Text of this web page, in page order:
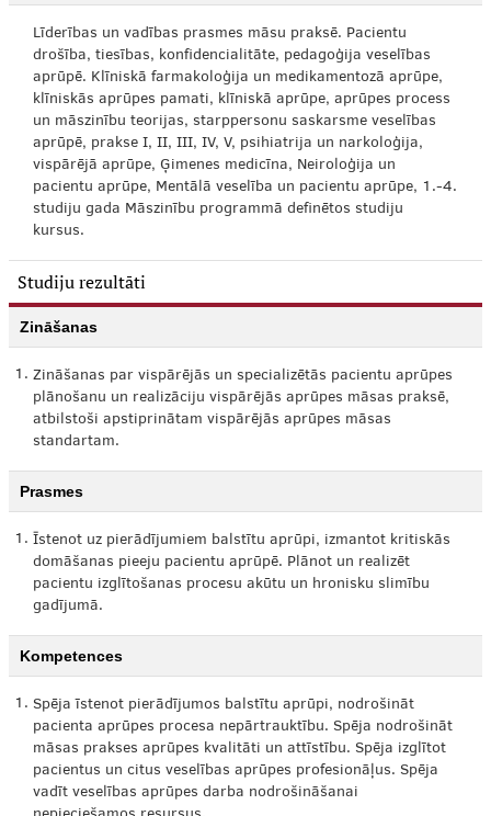
Līderības un vadības prasmes māsu praksē. Pacientu
drošība, tiesības, konfidencialitāte, pedagoģija veselības
aprūpē. Klīniskā farmakoloģija un medikamentozā aprūpe,
klīniskās aprūpes pamati, klīniskā aprūpe, aprūpes process
un māszinību teorijas, starppersonu saskarsme veselības
aprūpē, prakse I, II, III, IV, V, psihiatrija un narkoloģija,
vispārējā aprūpe, Ģimenes medicīna, Neiroloģija un
pacientu aprūpe, Mentālā veselība un pacientu aprūpe, 1.-4.
studiju gada Māszinību programmā definētos studiju
kursus.
Studiju rezultāti
Zināšanas
1. Zināšanas par vispārējās un specializētās pacientu aprūpes
plānošanu un realizāciju vispārējās aprūpes māsas praksē,
atbilstoši apstiprinātam vispārējās aprūpes māsas
standartam.
Prasmes
1. Īstenot uz pierādījumiem balstītu aprūpi, izmantot kritiskās
domāšanas pieeju pacientu aprūpē. Plānot un realizēt
pacientu izglītošanas procesu akūtu un hronisku slimību
gadījumā.
Kompetences
1. Spēja īstenot pierādījumos balstītu aprūpi, nodrošināt
pacienta aprūpes procesa nepārtrauktību. Spēja nodrošināt
māsas prakses aprūpes kvalitāti un attīstību. Spēja izglītot
pacientus un citus veselības aprūpes profesionāļus. Spēja
vadīt veselības aprūpes darba nodrošināšanai